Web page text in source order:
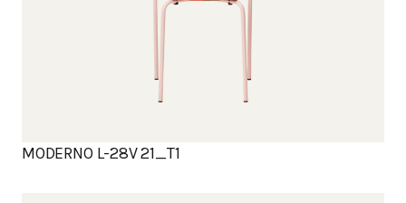
MODERNO L-28V 21_T1